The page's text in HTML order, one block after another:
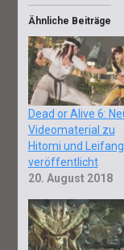
Ähnliche Beiträge
Dead or Alive 6:
Videomaterial zu
Hitomi und Leifang
veröffentlicht
20. August 2018